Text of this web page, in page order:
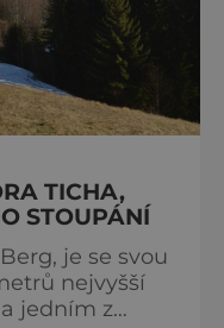
TICHA,
STOUPÁNÍ
je se svou
nejvyšší
jedním z